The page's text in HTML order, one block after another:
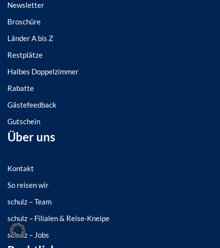
Newsletter
Broschüre
Länder A bis Z
Restplätze
Halbes Doppelzimmer
Rabatte
Gästefeedback
Gutschein
Über uns
Kontakt
So reisen wir
schulz – Team
schulz – Filialen & Reise-Kneipe
schulz – Jobs